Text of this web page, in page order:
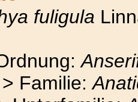
fuligula
> Familie: